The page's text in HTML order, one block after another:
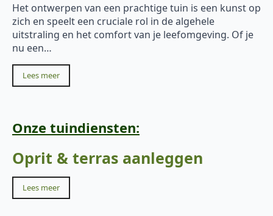
Het ontwerpen van een prachtige tuin is een kunst op
zich en speelt een cruciale rol in de algehele
uitstraling en het comfort van je leefomgeving. Of je
nu een…
Lees meer
Onze tuindiensten:
Oprit & terras aanleggen
Lees meer